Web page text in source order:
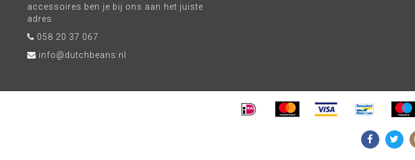
accessoires ben je bij ons aan het juiste
adres.
058 20 37 067
info@dutchbeans.nl